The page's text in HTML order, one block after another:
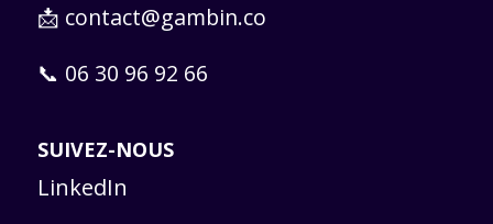
📩 contact@gambin.co
📞 06 30 96 92 66
SUIVEZ-NOUS
LinkedIn